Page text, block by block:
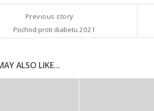
Previous story
Pochod proti diabetu 2021
ALSO LIKE...